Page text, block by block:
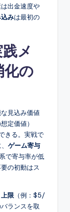
出金速度や
みは最初の
メ
化の
見込み価値
定価値）
きる。実戦で
ゲーム寄与
で寄与率が低
の初動はス
限 （例：$5/
ランスを取